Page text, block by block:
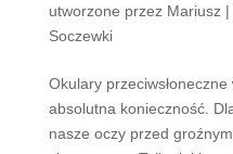
utworzone przez Mariusz|
Soczewki
Okulary przeciwsłoneczne
absolutna konieczność.
nasze oczy przed